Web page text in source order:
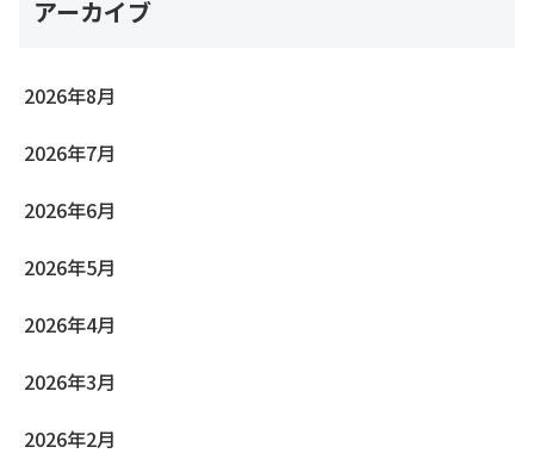
アーカイブ
2026年8月
2026年7月
2026年6月
2026年5月
2026年4月
2026年3月
2026年2月